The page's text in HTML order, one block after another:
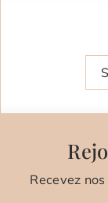
Recevez